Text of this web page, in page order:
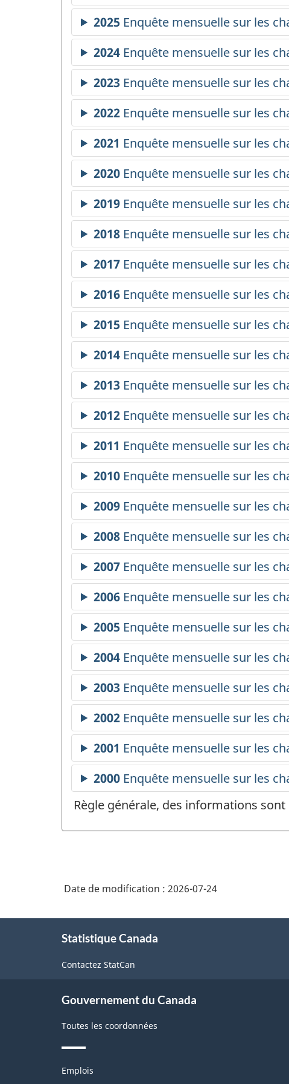
Règle générale, des informations
Date de modification : 2026-07-24
Statistique Canada
Contactez StatCan
Gouvernement du Canada
Toutes les coordonnées
Thèmes
Emplois